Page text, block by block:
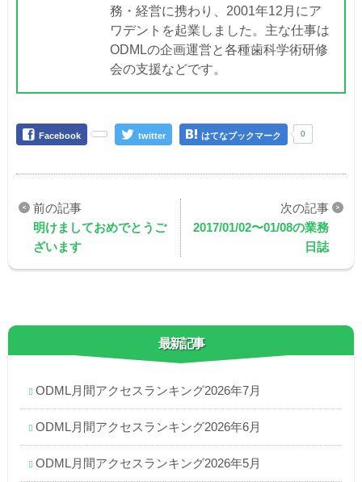
務・経営に携わり、2001年12月にア
ワデントを起業しました。主な仕事は
ODMLの企画運営と各種歯科学術研修
会の支援などです。
Facebook twitter はてなブックマーク 0
明けましておめでとうご
ざいます
2017/01/02〜01/08の業務
日誌
最新記事
ODML月間アクセスランキング2026年7月
ODML月間アクセスランキング2026年6月
ODML月間アクセスランキング2026年5月